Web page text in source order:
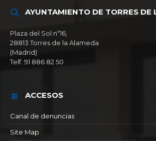
AYUNTAMIENTO DE TORRES DE
Plaza del Sol nº16,
28813 Torres de la Alameda
(Madrid)
Telf. 91 886 82 50
ACCESOS
Canal de denuncias
Site Map